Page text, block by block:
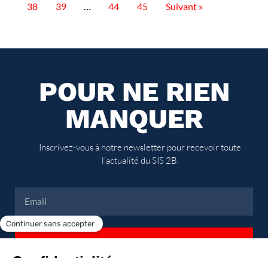
38 39 … 44 45 Suivant »
POUR NE RIEN
MANQUER
Inscrivez-vous à notre newsletter pour recevoir toute
l’actualité du SIS 2B.
Envoyer